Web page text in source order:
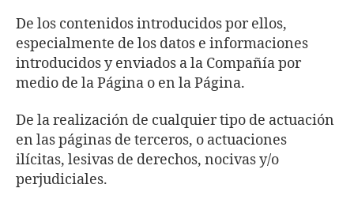
De los contenidos introducidos por ellos,
especialmente de los datos e informaciones
introducidos y enviados a la Compañía por
medio de la Página o en la Página.
De la realización de cualquier tipo de actuación
en las páginas de terceros, o actuaciones
ilícitas, lesivas de derechos, nocivas y/o
perjudiciales.